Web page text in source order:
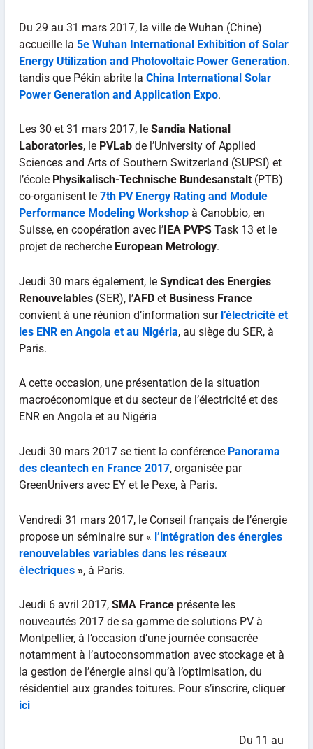
Du 29 au 31 mars 2017, la ville de Wuhan (Chine)
accueille la 5e Wuhan International Exhibition of Solar
Energy Utilization and Photovoltaic Power Generation.
tandis que Pékin abrite la China International Solar
Power Generation and Application Expo.
Les 30 et 31 mars 2017, le Sandia National
Laboratories, le PVLabde l’University of Applied
Sciences and Arts of Southern Switzerland (SUPSI) et
l’école Physikalisch-Technische Bundesanstalt(PTB)
co-organisent le 7th PV Energy Rating and Module
Performance Modeling Workshopà Canobbio, en
Suisse, en coopération avec l’IEA PVPSTask 13 et le
projet de recherche European Metrology.
Jeudi 30 mars également, le Syndicat des Energies
Renouvelables(SER), l’AFDet Business France
convient à une réunion d’information sur l’électricité et
les ENR en Angola et au Nigéria, au siège du SER, à
Paris.
A cette occasion, une présentation de la situation
macroéconomique et du secteur de l’électricité et des
ENR en Angola et au Nigéria
Jeudi 30 mars 2017 se tient la conférence Panorama
des cleantech en France 2017, organisée par
GreenUnivers avec EY et le Pexe, à Paris.
Vendredi 31 mars 2017, le Conseil français de l’énergie
propose un séminaire sur « l’intégration des énergies
renouvelables variables dans les réseaux
électriques», à Paris.
Jeudi 6 avril 2017, SMA Franceprésente les
nouveautés 2017 de sa gamme de solutions PV à
Montpellier, à l’occasion d’une journée consacrée
notamment à l’autoconsommation avec stockage et à
la gestion de l’énergie ainsi qu’à l’optimisation, du
résidentiel aux grandes toitures. Pour s’inscrire, cliquer
ici
Du 11 au